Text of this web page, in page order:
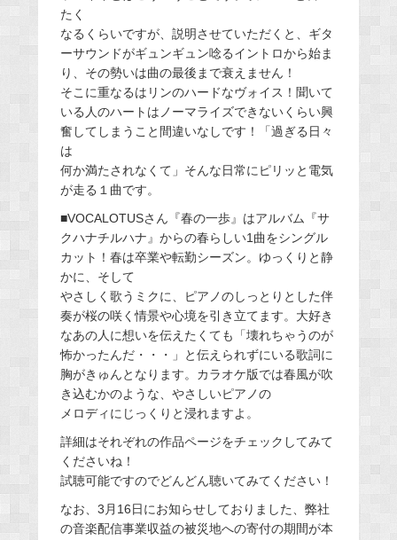
たく
なるくらいですが、説明させていただくと、ギタ
ーサウンドがギュンギュン唸るイントロから始ま
り、その勢いは曲の最後まで衰えません！
そこに重なるはリンのハードなヴォイス！聞いて
いる人のハートはノーマライズできないくらい興
奮してしまうこと間違いなしです！「過ぎる日々
は
何か満たされなくて」そんな日常にピリッと電気
が走る１曲です。
■VOCALOTUSさん『春の一歩』はアルバム『サ
クハナチルハナ』からの春らしい1曲をシングル
カット！春は卒業や転勤シーズン。ゆっくりと静
かに、そして
やさしく歌うミクに、ピアノのしっとりとした伴
奏が桜の咲く情景や心境を引き立てます。大好き
なあの人に想いを伝えたくても「壊れちゃうのが
怖かったんだ・・・」と伝えられずにいる歌詞に
胸がきゅんとなります。カラオケ版では春風が吹
き込むかのような、やさしいピアノの
メロディにじっくりと浸れますよ。
詳細はそれぞれの作品ページをチェックしてみて
くださいね！
試聴可能ですのでどんどん聴いてみてください！
なお、3月16日にお知らせしておりました、弊社
の音楽配信事業収益の被災地への寄付の期間が本